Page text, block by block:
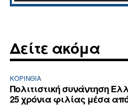
Δείτε ακόμα
ΚΟΡΙΝΘΊΑ
Πολιτιστική συνάντηση
25 χρόνια φιλίας μέσα